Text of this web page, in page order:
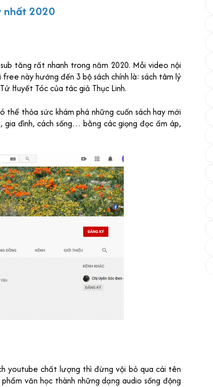
nhất 2020
tăng rất nhanh trong năm 2020. Mỗi video nội
này hướng đến 3 bộ sách chính là: sách tâm lý
Huyết Tóc của tác giả Thục Linh.
thỏa sức khám phá những cuốn sách hay mới
gia đình, cách sống… bằng các giọng đọc ấm áp,
youtube chất lượng thì đừng vội bỏ qua cái tên
văn học thành những dạng audio sống động